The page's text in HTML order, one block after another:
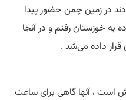
در زمین چمن حضور پیدا
به خوزستان رفتم و در آنجا
قرار داده می‌شد .
است ، آنها گاهی برای ساعت